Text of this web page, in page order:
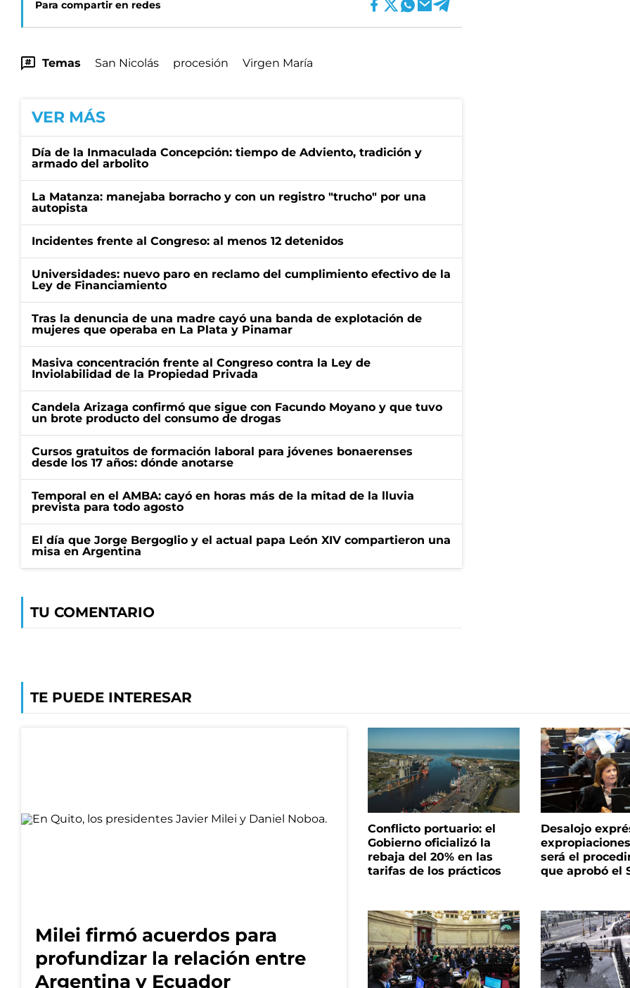
Para compartir en redes
Temas San Nicolás procesión Virgen María
VER MÁS
Día de la Inmaculada Concepción: tiempo de Adviento, tradición y
armado del arbolito
La Matanza: manejaba borracho y con un registro "trucho" por una
autopista
Incidentes frente al Congreso: al menos 12 detenidos
Universidades: nuevo paro en reclamo del cumplimiento efectivo de la
Ley de Financiamiento
Tras la denuncia de una madre cayó una banda de explotación de
mujeres que operaba en La Plata y Pinamar
Masiva concentración frente al Congreso contra la Ley de
Inviolabilidad de la Propiedad Privada
Candela Arizaga confirmó que sigue con Facundo Moyano y que tuvo
un brote producto del consumo de drogas
Cursos gratuitos de formación laboral para jóvenes bonaerenses
desde los 17 años: dónde anotarse
Temporal en el AMBA: cayó en horas más de la mitad de la lluvia
prevista para todo agosto
El día que Jorge Bergoglio y el actual papa León XIV compartieron una
misa en Argentina
TU COMENTARIO
TE PUEDE INTERESAR
Milei firmó acuerdos para
profundizar la relación entre
Argentina y Ecuador
Conflicto portuario: el
Gobierno oficializó la
rebaja del 20% en las
tarifas de los prácticos
Desalojo
será el
que aprobó el